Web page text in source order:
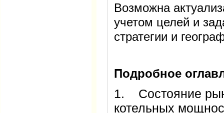
Возможна
учетом целей и
стратегии и
Подробное
1. Состояние
котельных